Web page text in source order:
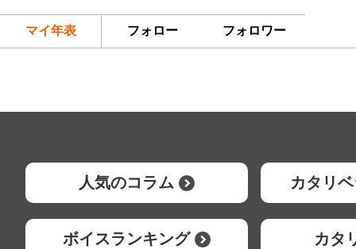
マイ年表 フォロー フォロワー
人気のコラム カタリ
ボイスランキング カタ